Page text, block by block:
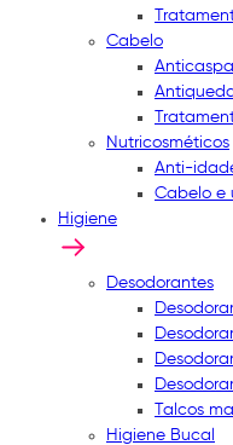
Cabelo
Anticaspa
Nutricosméticos
Anti-
Cabelo e
Higiene
Desodorantes
Talcos
Higiene Bucal